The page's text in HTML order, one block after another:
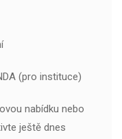
(pro instituce)
nabídku nebo
ještě dnes